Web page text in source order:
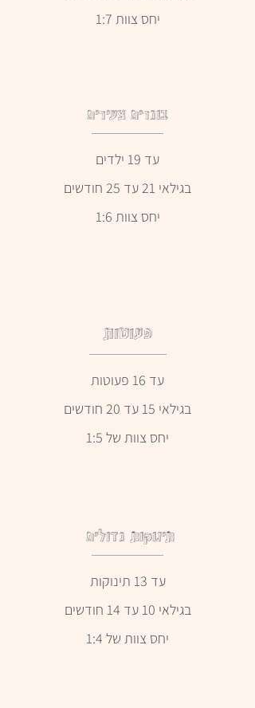
יחס צוות 1:7
בוגרים צעירים
עד 19 ילדים
בגילאי 21 עד 25 חודשים
יחס צוות 1:6
פעוטות
עד 16 פעוטות
בגילאי 15 עד 20 חודשים
יחס צוות של 1:5
תינוקות גדולים
עד 13 תינוקות
בגילאי 10 עד 14 חודשים
יחס צוות של 1:4